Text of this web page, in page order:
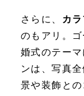
さらに、 カ
のもアリ。
婚式のテー
ンは、写真
景や装飾と